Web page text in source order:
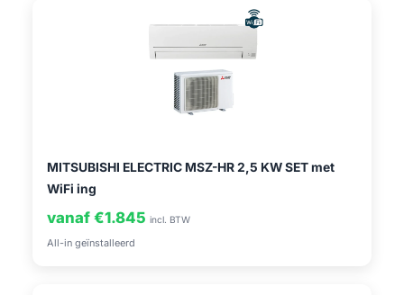
MITSUBISHI ELECTRIC MSZ-HR 2,5 KW SET met
WiFi ing
vanaf €1.845 incl. BTW
All-in geïnstalleerd